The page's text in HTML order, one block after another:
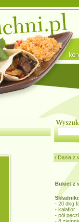
/ Dania z
Bukiet z
- 20 dkg
- kalafior
- pół